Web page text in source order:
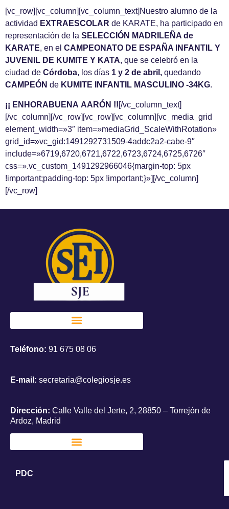
[vc_row][vc_column][vc_column_text]Nuestro alumno de la
actividad EXTRAESCOLAR de KARATE, ha participado en
representación de la SELECCIÓN MADRILEÑA de
KARATE, en el CAMPEONATO DE ESPAÑA INFANTIL Y
JUVENIL DE KUMITE Y KATA, que se celebró en la
ciudad de Córdoba, los días 1 y 2 de abril, quedando
CAMPEÓN de KUMITE INFANTIL MASCULINO -34KG.
¡¡ ENHORABUENA AARÓN !![/vc_column_text]
[/vc_column][/vc_row][vc_row][vc_column][vc_media_grid
element_width=»3″ item=»mediaGrid_ScaleWithRotation»
grid_id=»vc_gid:1491292731509-4addc2a2-cabe-9″
include=»6719,6720,6721,6722,6723,6724,6725,6726″
css=».vc_custom_1491292966046{margin-top: 5px
!important;padding-top: 5px !important;}»][/vc_column]
[/vc_row]
Teléfono: 91 675 08 06
E-mail: secretaria@colegiosje.es
Dirección: Calle Valle del Jerte, 2, 28850 – Torrejón de
Ardoz, Madrid
PDC